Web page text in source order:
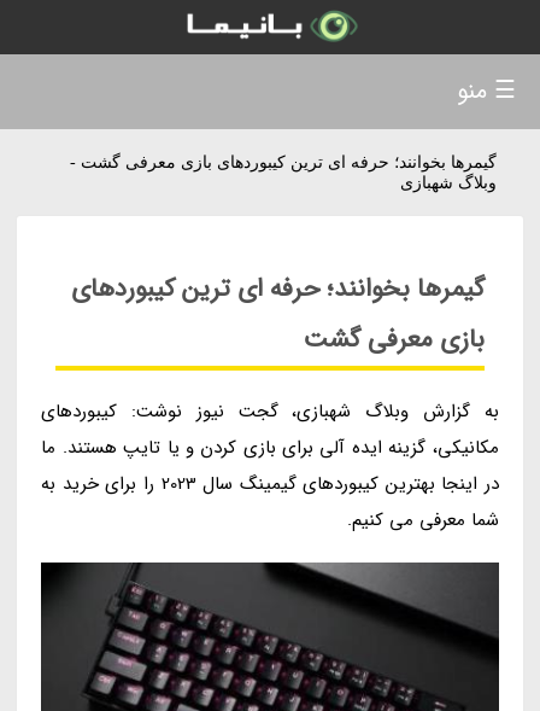
گیمرها بخوانند؛ حرفه ای ترین کیبوردهای بازی معرفی گشت -
وبلاگ شهبازی
گیمرها بخوانند؛ حرفه ای ترین کیبوردهای
بازی معرفی گشت
به گزارش وبلاگ شهبازی، گجت نیوز نوشت: کیبوردهای
مکانیکی، گزینه ایده آلی برای بازی کردن و یا تایپ هستند. ما
در اینجا بهترین کیبوردهای گیمینگ سال 2023 را برای خرید به
شما معرفی می کنیم.
☰ منو